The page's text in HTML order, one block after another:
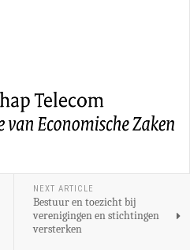
NEXT ARTICLE
Bestuur en toezicht bij
verenigingen en stichtingen
versterken